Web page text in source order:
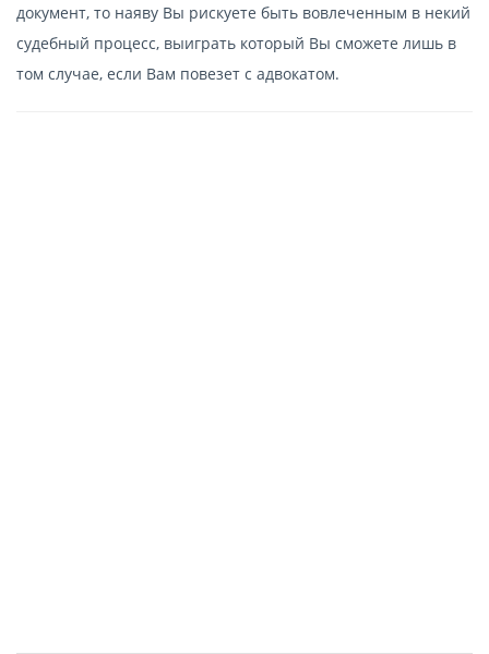
документ, то наяву Вы рискуете быть вовлеченным в некий
судебный процесс, выиграть который Вы сможете лишь в
том случае, если Вам повезет с адвокатом.